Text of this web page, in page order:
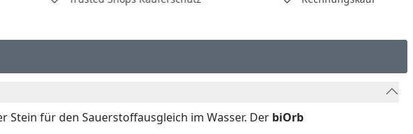
für den Sauerstoffausgleich im Wasser. Der biOrb